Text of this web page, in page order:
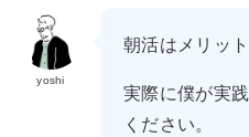
yoshi
朝活はメリッ
実際に僕が実
ください。